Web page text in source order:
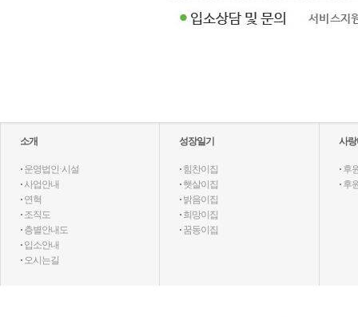
소개
· 운영법인·시설
· 사업안내
· 연혁
· 조직도
· 층별안내도
· 입소안내
· 오시는길
성장일기
· 힘찬이집
· 햇살이집
· 밝음이집
· 희망이집
· 꿈동이집
사
· 후
· 후